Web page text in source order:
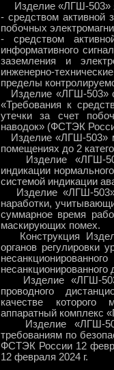
Изделие «ЛГШ-503»
- средством активной
побочных
- средством
информативного
заземления и
инженерно-
пределы
Изделие «ЛГШ-503»
«Требования к
утечки за счет
наводок» (ФСТЭК
Изделие «ЛГШ-503»
помещениях до 2
Изделие «ЛГШ-
индикации
системой индикации
Изделие «ЛГШ-503»
наработки,
суммарное время
маскирующих помех.
Конструкция
органов регулировки
несанкционированного
Изделие «ЛГШ-
проводного
качестве которого
аппаратный комплекс
Изделие «ЛГШ-
требованиям по
ФСТЭК России 12
12 февраля 2024 г.